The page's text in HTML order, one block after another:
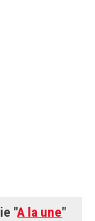
"A la une"